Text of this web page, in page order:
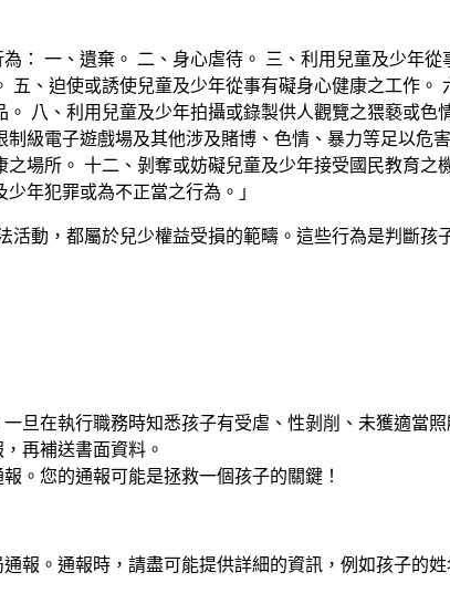
： 一、遺棄。 二、身心虐待。 三、利用兒童及少年
、迫使或誘使兒童及少年從事有礙身心健康之工作。
八、利用兒童及少年拍攝或錄製供人觀覽之猥褻或色
級電子遊戲場及其他涉及賭博、色情、暴力等足以危
場所。 十二、剝奪或妨礙兒童及少年接受國民教育之
年犯罪或為不正當之行為。」
動，都屬於兒少權益受損的範疇。這些行為是判斷孩
一旦在執行職務時知悉孩子有受虐、性剝削、未獲適當
再補送書面資料。
。您的通報可能是拯救一個孩子的關鍵！
報。通報時，請盡可能提供詳細的資訊，例如孩子的